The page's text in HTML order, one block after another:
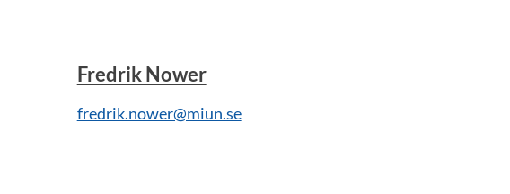
Fredrik Nower
fredrik.nower@miun.se